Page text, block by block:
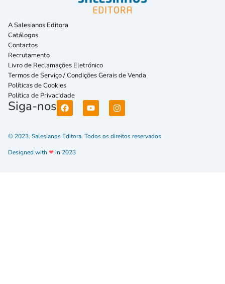
A Salesianos Editora
Catálogos
Contactos
Recrutamento
Livro de Reclamações Eletrónico
Termos de Serviço / Condições Gerais de Venda
Políticas de Cookies
Política de Privacidade
Siga-nos
© 2023. Salesianos Editora. Todos os direitos reservados
Designed with ❤in 2023